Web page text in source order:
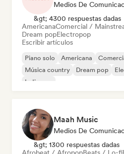
Medios De
&gt; 4300 respuestas dadas
AmericanaComercial /
Dream popElectropop
Escribir artículos
Piano solo Americana
Música country
Dream pop
Indie pop
Maah Music
Medios De
&gt; 1300 respuestas dadas